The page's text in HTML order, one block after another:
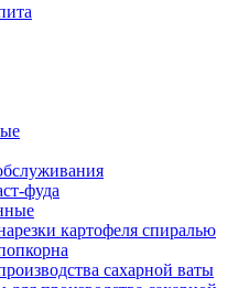
фуда
картофеля спиралью
сахарной ваты